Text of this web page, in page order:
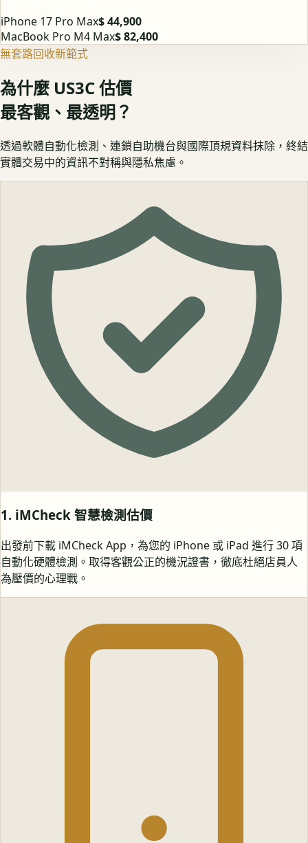
iPhone 17 Pro Max$ 44,900
MacBook Pro M4 Max$ 82,400
無套路回收新範式
為什麼 US3C 估價
最客觀、最透明？
透過軟體自動化檢測、連鎖自助機台與國際頂規資料抹除，終結
實體交易中的資訊不對稱與隱私焦慮。
1. iMCheck 智慧檢測估價
出發前下載 iMCheck App，為您的 iPhone 或 iPad 進行 30 項
自動化硬體檢測。取得客觀公正的機況證書，徹底杜絕店員人
為壓價的心理戰。